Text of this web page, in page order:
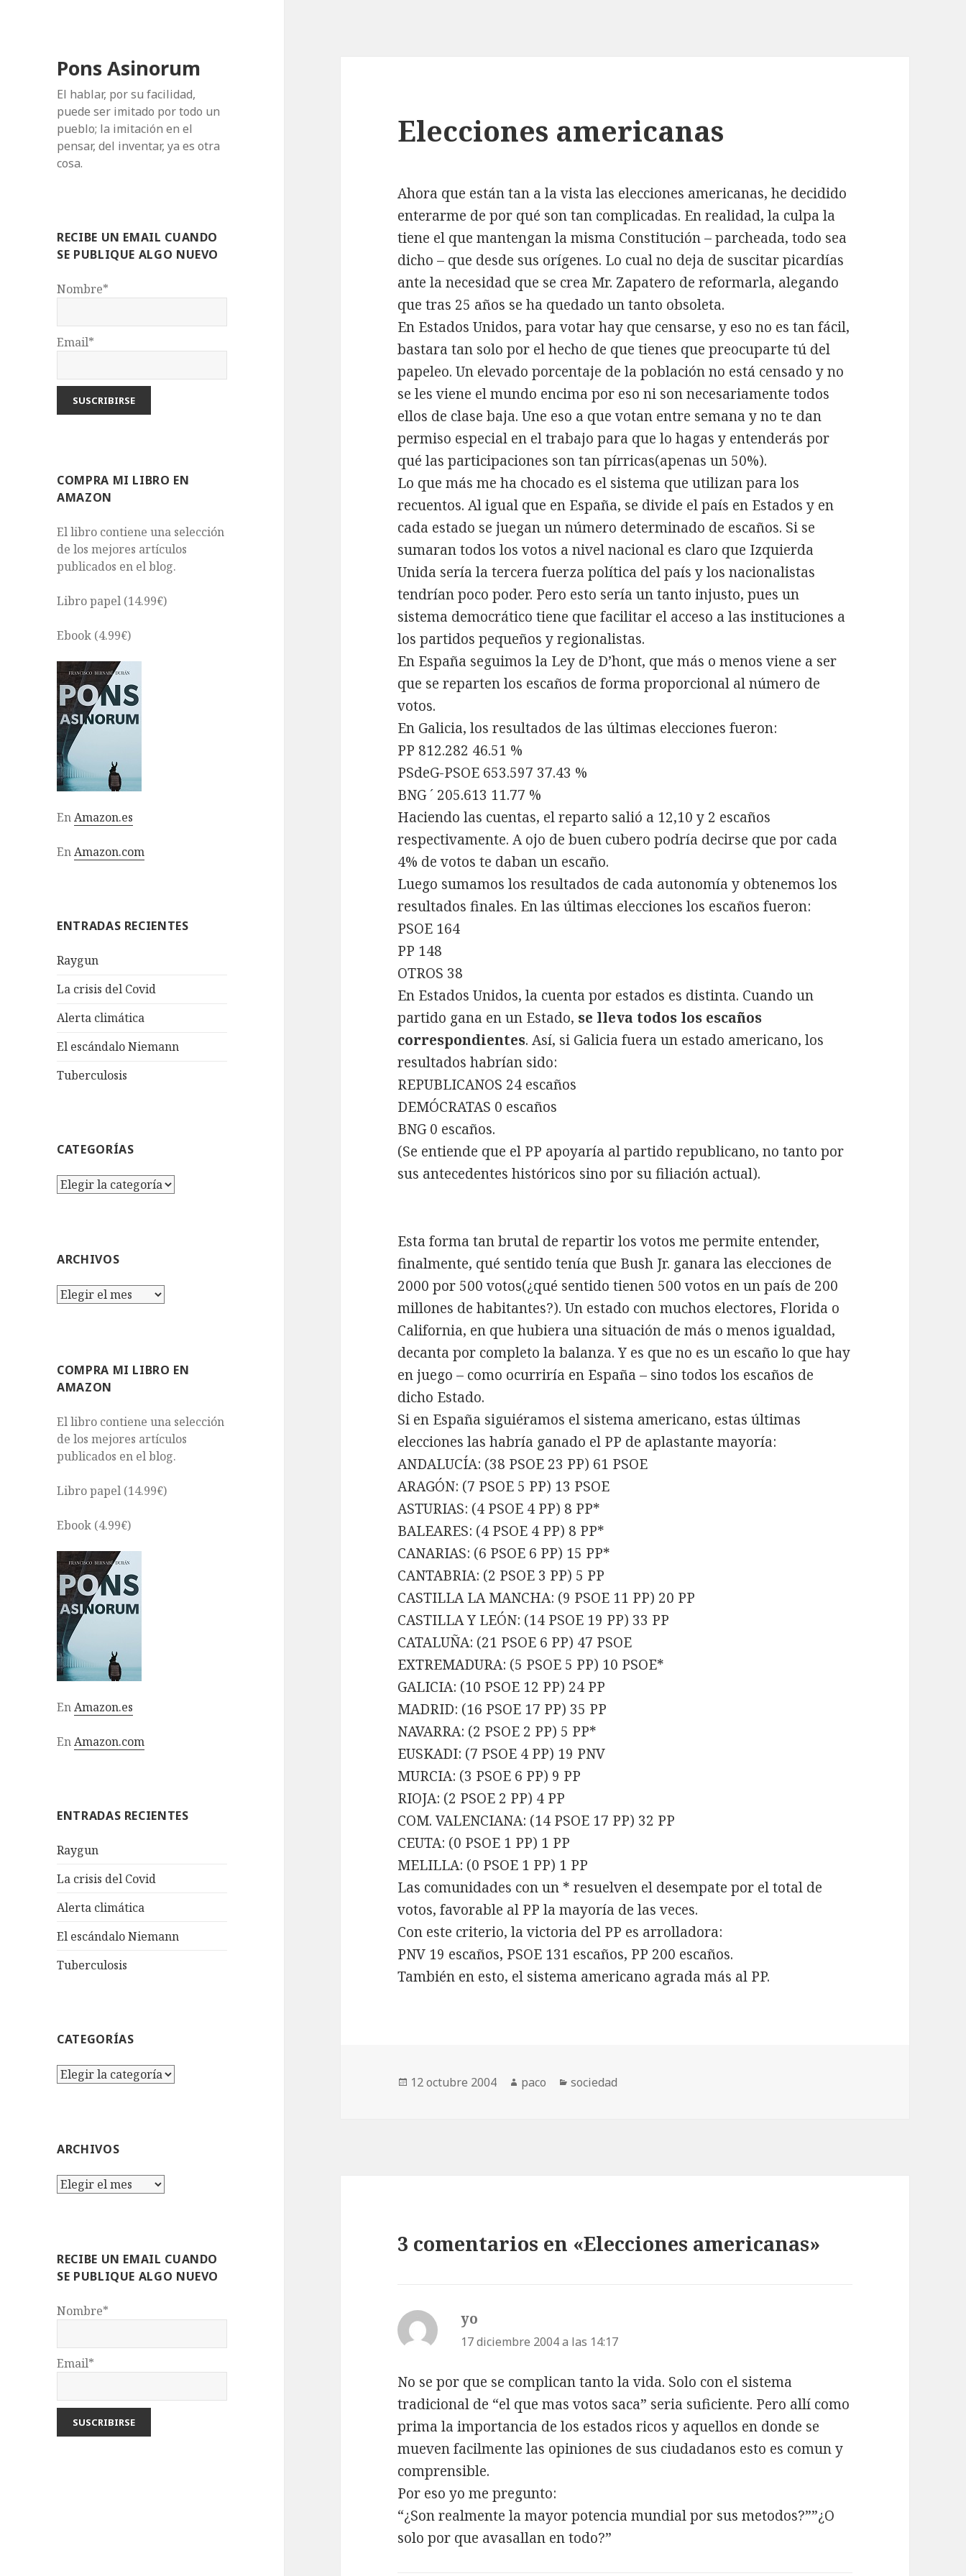
Pons Asinorum
El hablar, por su facilidad,
puede ser imitado por todo un
pueblo; la imitación en el
pensar, del inventar, ya es otra
cosa.
RECIBE UN EMAIL CUANDO
SE PUBLIQUE ALGO NUEVO
Nombre*
Email*
COMPRA MI LIBRO EN
AMAZON
El libro contiene una selección
de los mejores artículos
publicados en el blog.
Libro papel (14.99€)
Ebook (4.99€)
EnAmazon.es
EnAmazon.com
ENTRADAS RECIENTES
Raygun
La crisis del Covid
Alerta climática
El escándalo Niemann
Tuberculosis
CATEGORÍAS
Categorías
ARCHIVOS
Archivos
COMPRA MI LIBRO EN
AMAZON
El libro contiene una selección
de los mejores artículos
publicados en el blog.
Libro papel (14.99€)
Ebook (4.99€)
EnAmazon.es
EnAmazon.com
ENTRADAS RECIENTES
Raygun
La crisis del Covid
Alerta climática
El escándalo Niemann
Tuberculosis
CATEGORÍAS
Categorías
ARCHIVOS
Archivos
RECIBE UN EMAIL CUANDO
SE PUBLIQUE ALGO NUEVO
Nombre*
Email*
Elecciones americanas
Ahora que están tan a la vista las elecciones americanas, he decidido
enterarme de por qué son tan complicadas. En realidad, la culpa la
tiene el que mantengan la misma Constitución – parcheada, todo sea
dicho – que desde sus orígenes. Lo cual no deja de suscitar picardías
ante la necesidad que se crea Mr. Zapatero de reformarla, alegando
que tras 25 años se ha quedado un tanto obsoleta.
En Estados Unidos, para votar hay que censarse, y eso no es tan fácil,
bastara tan solo por el hecho de que tienes que preocuparte tú del
papeleo. Un elevado porcentaje de la población no está censado y no
se les viene el mundo encima por eso ni son necesariamente todos
ellos de clase baja. Une eso a que votan entre semana y no te dan
permiso especial en el trabajo para que lo hagas y entenderás por
qué las participaciones son tan pírricas(apenas un 50%).
Lo que más me ha chocado es el sistema que utilizan para los
recuentos. Al igual que en España, se divide el país en Estados y en
cada estado se juegan un número determinado de escaños. Si se
sumaran todos los votos a nivel nacional es claro que Izquierda
Unida sería la tercera fuerza política del país y los nacionalistas
tendrían poco poder. Pero esto sería un tanto injusto, pues un
sistema democrático tiene que facilitar el acceso a las instituciones a
los partidos pequeños y regionalistas.
En España seguimos la Ley de D’hont, que más o menos viene a ser
que se reparten los escaños de forma proporcional al número de
votos.
En Galicia, los resultados de las últimas elecciones fueron:
PP 812.282 46.51 %
PSdeG-PSOE 653.597 37.43 %
BNG ´ 205.613 11.77 %
Haciendo las cuentas, el reparto salió a 12,10 y 2 escaños
respectivamente. A ojo de buen cubero podría decirse que por cada
4% de votos te daban un escaño.
Luego sumamos los resultados de cada autonomía y obtenemos los
resultados finales. En las últimas elecciones los escaños fueron:
PSOE 164
PP 148
OTROS 38
En Estados Unidos, la cuenta por estados es distinta. Cuando un
partido gana en un Estado, se lleva todos los escaños
correspondientes. Así, si Galicia fuera un estado americano, los
resultados habrían sido:
REPUBLICANOS 24 escaños
DEMÓCRATAS 0 escaños
BNG 0 escaños.
(Se entiende que el PP apoyaría al partido republicano, no tanto por
sus antecedentes históricos sino por su filiación actual).
Esta forma tan brutal de repartir los votos me permite entender,
finalmente, qué sentido tenía que Bush Jr. ganara las elecciones de
2000 por 500 votos(¿qué sentido tienen 500 votos en un país de 200
millones de habitantes?). Un estado con muchos electores, Florida o
California, en que hubiera una situación de más o menos igualdad,
decanta por completo la balanza. Y es que no es un escaño lo que hay
en juego – como ocurriría en España – sino todos los escaños de
dicho Estado.
Si en España siguiéramos el sistema americano, estas últimas
elecciones las habría ganado el PP de aplastante mayoría:
ANDALUCÍA: (38 PSOE 23 PP) 61 PSOE
ARAGÓN: (7 PSOE 5 PP) 13 PSOE
ASTURIAS: (4 PSOE 4 PP) 8 PP*
BALEARES: (4 PSOE 4 PP) 8 PP*
CANARIAS: (6 PSOE 6 PP) 15 PP*
CANTABRIA: (2 PSOE 3 PP) 5 PP
CASTILLA LA MANCHA: (9 PSOE 11 PP) 20 PP
CASTILLA Y LEÓN: (14 PSOE 19 PP) 33 PP
CATALUÑA: (21 PSOE 6 PP) 47 PSOE
EXTREMADURA: (5 PSOE 5 PP) 10 PSOE*
GALICIA: (10 PSOE 12 PP) 24 PP
MADRID: (16 PSOE 17 PP) 35 PP
NAVARRA: (2 PSOE 2 PP) 5 PP*
EUSKADI: (7 PSOE 4 PP) 19 PNV
MURCIA: (3 PSOE 6 PP) 9 PP
RIOJA: (2 PSOE 2 PP) 4 PP
COM. VALENCIANA: (14 PSOE 17 PP) 32 PP
CEUTA: (0 PSOE 1 PP) 1 PP
MELILLA: (0 PSOE 1 PP) 1 PP
Las comunidades con un * resuelven el desempate por el total de
votos, favorable al PP la mayoría de las veces.
Con este criterio, la victoria del PP es arrolladora:
PNV 19 escaños, PSOE 131 escaños, PP 200 escaños.
También en esto, el sistema americano agrada más al PP.
Publicado
12 octubre 2004 Autor
paco Categorías
sociedad
3 comentarios en «Elecciones americanas»
yo
17 diciembre 2004 a las 14:17
No se por que se complican tanto la vida. Solo con el sistema
tradicional de “el que mas votos saca” seria suficiente. Pero allí como
prima la importancia de los estados ricos y aquellos en donde se
mueven facilmente las opiniones de sus ciudadanos esto es comun y
comprensible.
Por eso yo me pregunto:
“¿Son realmente la mayor potencia mundial por sus metodos?””¿O
solo por que avasallan en todo?”